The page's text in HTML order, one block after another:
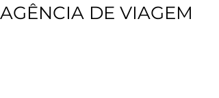
AGÊNCIA DE VIAGEM